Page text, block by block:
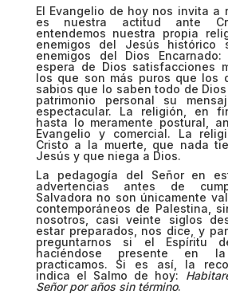
El Evangelio de hoy nos invita a
es nuestra actitud ante
entendemos nuestra propia
enemigos del Jesús histórico
enemigos del Dios
espera de Dios satisfacciones
los que son más puros que los
sabios que lo saben todo de
patrimonio personal su
espectacular. La religión, en
hasta lo meramente postural,
Evangelio y comercial. La
Cristo a la muerte, que nada
Jesús y que niega a Dios.
La pedagogía del Señor en
advertencias antes de
Salvadora no son únicamente
contemporáneos de Palestina,
nosotros, casi veinte siglos
estar preparados, nos dice, y
preguntarnos si el Espíritu
haciéndose presente en
practicamos. Si es así, la
indica el Salmo de hoy:
Señor por años sin término.